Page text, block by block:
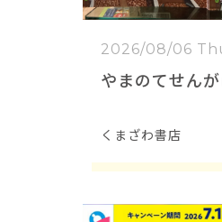
2026/08/06
やまのてせん
くまざわ書店